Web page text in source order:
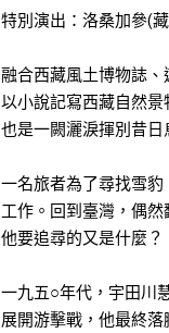
特別演出：洛桑加參(
融合西藏風土博物誌
以小說記寫西藏自然
也是一闕灑淚揮別昔
一名旅者為了尋找雪
工作。回到臺灣，偶
他要追尋的又是什麼？
一九五○年代，宇田川
展開游擊戰，他最終